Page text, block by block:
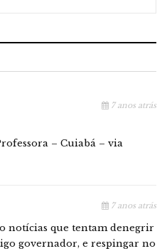
7 anos atrás
– Cuiabá – via
7 anos atrás
notícias que tentam denegrir
governador, e respingar no